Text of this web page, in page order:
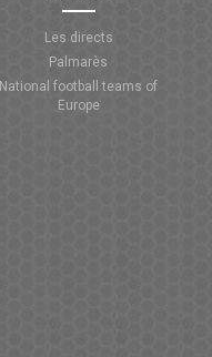
Les directs
Palmarès
National football teams of
Europe